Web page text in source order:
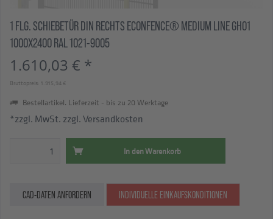
1 FLG. SCHIEBETÜR DIN RECHTS ECONFENCE® MEDIUM LINE GH01
1000X2400 RAL 1021-9005
1.610,03 € *
Bruttopreis: 1.915,94 €
Bestellartikel. Lieferzeit - bis zu 20 Werktage
*zzgl. MwSt. zzgl. Versandkosten
In denWarenkorb
CAD-DATEN ANFORDERN INDIVIDUELLE EINKAUFSKONDITIONEN